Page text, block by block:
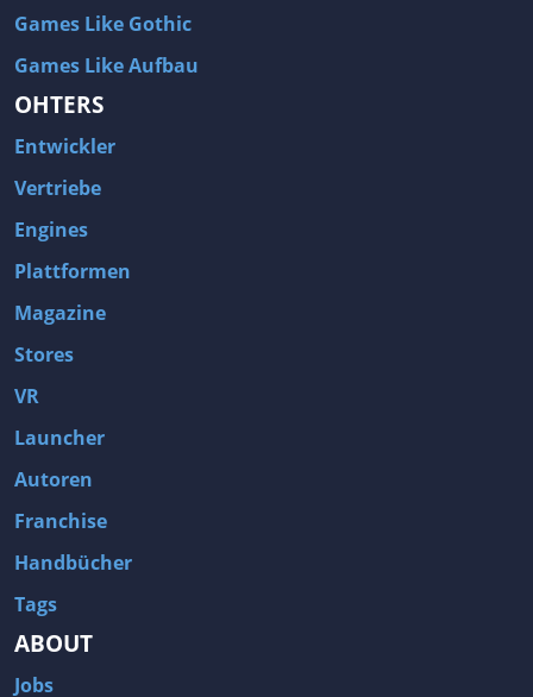
Games Like Gothic
Games Like Aufbau
OHTERS
Entwickler
Vertriebe
Engines
Plattformen
Magazine
Stores
VR
Launcher
Autoren
Franchise
Handbücher
Tags
ABOUT
Jobs